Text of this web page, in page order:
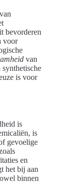
bevorderen
voor
van
is voor
is
is
gevoelige
en
het bij aan
binnen